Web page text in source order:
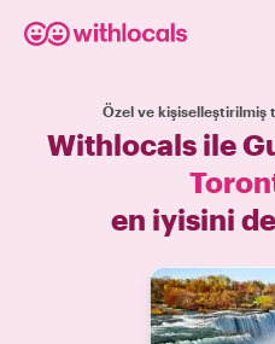
Özel ve kişiselleştirilmiş
Withlocals ile
en iyisini